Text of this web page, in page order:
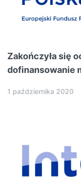
Zakończyła się
dofinansowanie
1 października 2020